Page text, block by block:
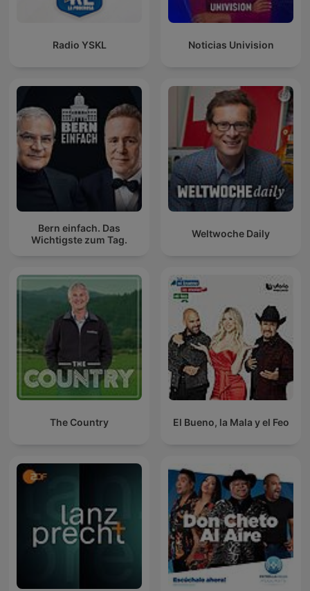
Radio YSKL Noticias Univision
Bern einfach. Das
Wichtigste zum Tag.
Weltwoche Daily
The Country El Bueno, la Mala y el Feo